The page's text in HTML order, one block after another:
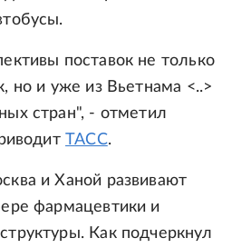
поставок не только
но и уже из Вьетнама <..>
стран", - отметил
ТАСС.
и Ханой развивают
фармацевтики и
Как подчеркнул